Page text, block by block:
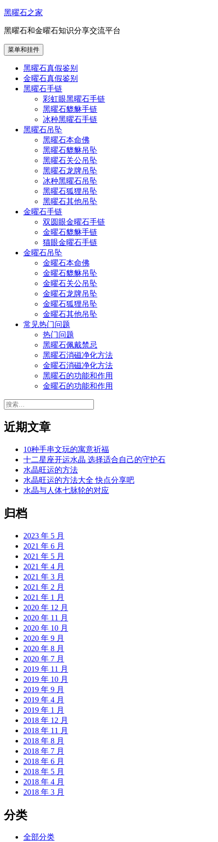
跳
内
容
黑曜石之家
黑曜石和金曜石知识分享交流平台
菜单和挂件
黑曜石真假鉴别
金曜石真假鉴别
黑曜石手链
彩虹眼黑曜石手链
黑曜石貔貅手链
冰种黑曜石手链
黑曜石吊坠
黑曜石本命佛
黑曜石貔貅吊坠
黑曜石关公吊坠
黑曜石龙牌吊坠
冰种黑曜石吊坠
黑曜石狐狸吊坠
黑曜石其他吊坠
金曜石手链
双圆眼金曜石手链
金曜石貔貅手链
猫眼金曜石手链
金曜石吊坠
金曜石本命佛
金曜石貔貅吊坠
金曜石关公吊坠
金曜石龙牌吊坠
金曜石狐狸吊坠
金曜石其他吊坠
常见热门问题
热门问题
黑曜石佩戴禁忌
黑曜石消磁净化方法
金曜石消磁净化方法
黑曜石的功能和作用
金曜石的功能和作用
搜
近期文章
10种手串文玩的寓意祈福
十二星座开运水晶 选择适合自己的守护石
水晶旺运的方法
水晶旺运的方法大全 快点分享吧
水晶与人体七脉轮的对应
归档
2023 年 5 月
2021 年 6 月
2021 年 5 月
2021 年 4 月
2021 年 3 月
2021 年 2 月
2021 年 1 月
2020 年 12 月
2020 年 11 月
2020 年 10 月
2020 年 9 月
2020 年 8 月
2020 年 7 月
2019 年 11 月
2019 年 10 月
2019 年 9 月
2019 年 4 月
2019 年 1 月
2018 年 12 月
2018 年 11 月
2018 年 8 月
2018 年 7 月
2018 年 6 月
2018 年 5 月
2018 年 4 月
2018 年 3 月
分类
全部分类